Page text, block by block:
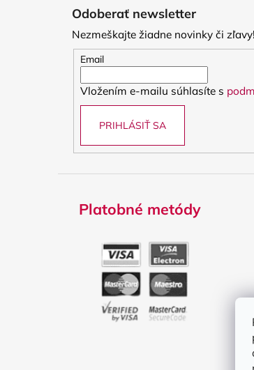
Odoberať newsletter
Nezmeškajte žiadne novinky či zľavy!
Email
Vložením e-mailu súhlasíte s
PRIHLÁSIŤ SA
Platobné metódy